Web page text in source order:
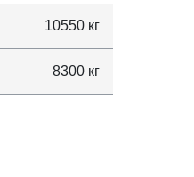
10550 кг
8300 кг